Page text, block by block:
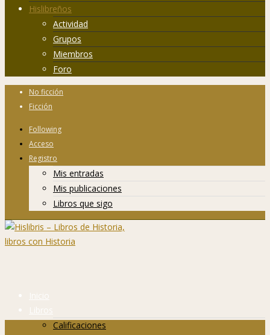
Hislibreños
Actividad
Grupos
Miembros
Foro
No ficción
Ficción
Following
Acceso
Registro
Mis entradas
Mis publicaciones
Libros que sigo
Inicio
Libros
Calificaciones